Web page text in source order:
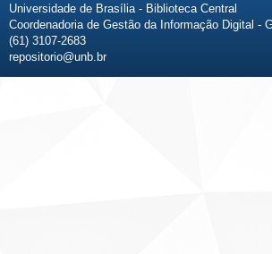
Universidade de Brasília - Biblioteca Central
Coordenadoria de Gestão da Informação Digital -
(61) 3107-2683
repositorio@unb.br